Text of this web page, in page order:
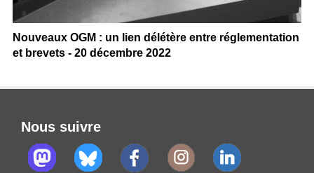
Nouveaux OGM : un lien délétère entre réglementation
et brevets - 20 décembre 2022
Nous suivre